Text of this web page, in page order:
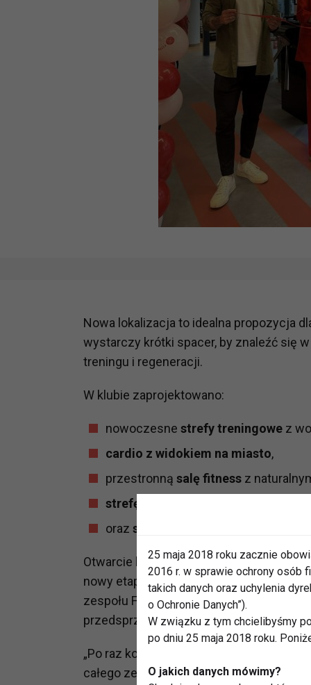
Nowa lokalizacja to idealna propozycja
wystarczy krótki spacer, by znaleźć się
treningu i regeneracji.
W klubie zaprojektowano:
nowoczesne strefy treningowe z
cardio z widokiem na miasto,
przestronną salę fitness z
strefę recovery
oraz strefę relaksu
Otwarcie klubu przy ul. Białoskórniczej
nowy etap rozwoju sieci. Wśród
zespołu Fitness Academy, który
przedsprzedaż, aż po codzienną
„Po raz kolejny pokazaliśmy, że razem
całego zespołu i pasji do ruchu” –
25 maja 2018 roku zacznie
2016 r. w sprawie ochrony osób
takich danych oraz uchylenia
o Ochronie Danych”).
W związku z tym chcielibyśmy
po dniu 25 maja 2018 roku.
O jakich danych mówimy?